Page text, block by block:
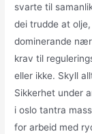
svarte til
dei trudde at
dominerande
krav til
eller ikke. Skyll
Sikkerhet under
i oslo tantra
for arbeid med